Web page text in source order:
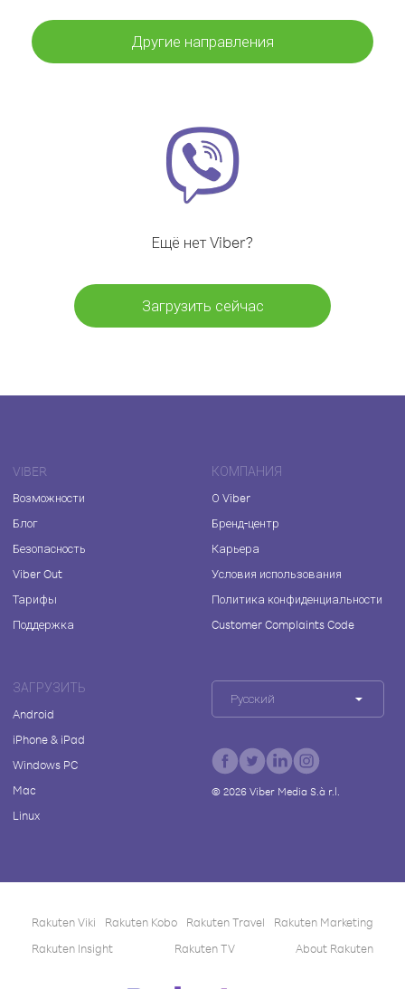
Другие направления
Ещё нет Viber?
Загрузить сейчас
VIBER
Возможности
Блог
Безопасность
Viber Out
Тарифы
Поддержка
КОМПАНИЯ
О Viber
Бренд-центр
Карьера
Условия использования
Политика конфиденциальности
Customer Complaints Code
ЗАГРУЗИТЬ
Android
iPhone & iPad
Windows PC
Mac
Linux
Русский
© 2026Viber Media S.à r.l.
Rakuten Viki Rakuten Kobo Rakuten Travel
Rakuten Marketing
Rakuten Insight
Rakuten TV About Rakuten